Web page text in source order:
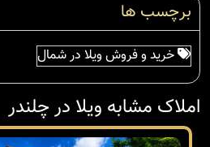
برچسب ها
خرید و فروش ویلا در شمال
املاک مشابه ویلا در چلندر